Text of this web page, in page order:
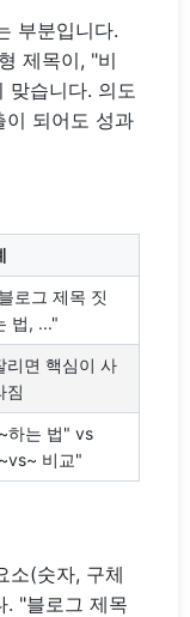
부분입니다.
제목이, "비
맞습니다. 의도
이 되어도 성과
로그 제목 짓
법, ..."
리면 핵심이 사
짐
하는 법" vs
비교"
소(숫자, 구체
. "블로그 제목